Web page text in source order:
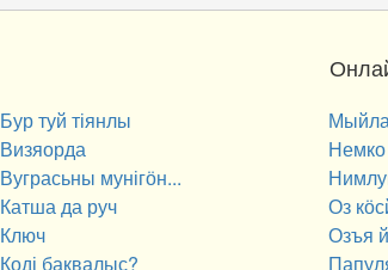
Бур туй тіянлы
Визяорда
Вуграсьны мунігӧн...
Катша да руч
Ключ
Коді баквалыс?
Мыйла
Немко
Оз
Озъя